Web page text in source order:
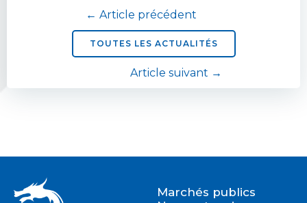
Navigation
de
l’article
← Article précédent
TOUTES LES ACTUALITÉS
Navigation
Article suivant →
Marchés publics